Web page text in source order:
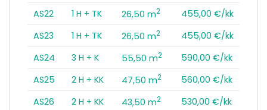
AS22
1 H + TK 26,50 m2
455,00 €/kk
AS23
1 H + TK 26,50 m2
455,00 €/kk
AS24
3 H + K 55,50 m2
590,00 €/kk
AS25
2 H + KK 47,50 m2
560,00 €/kk
AS26
2 H + KK 43,50 m2
530,00 €/kk